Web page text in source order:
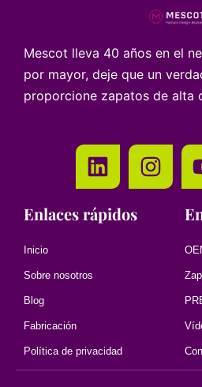
Mescot lleva 40 años en el
por mayor, deje que un
proporcione zapatos de alta
Enlaces rápidos
Inicio
Sobre nosotros
Blog
Fabricación
Política de privacidad